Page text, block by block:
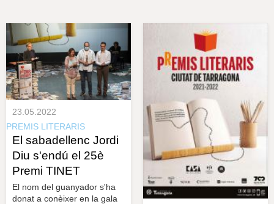
u
l
s
l
a
u
23.05.2022
PREMIS LITERARIS
El sabadellenc Jordi
Diu s'endú el 25è
Premi TINET
El nom del guanyador s'ha
donat a conèixer en la gala